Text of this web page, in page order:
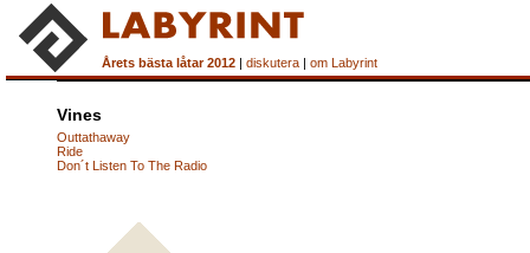
Årets bästa låtar 2012 | diskutera | om Labyrint
Vines
Outtathaway
Ride
Don´t Listen To The Radio